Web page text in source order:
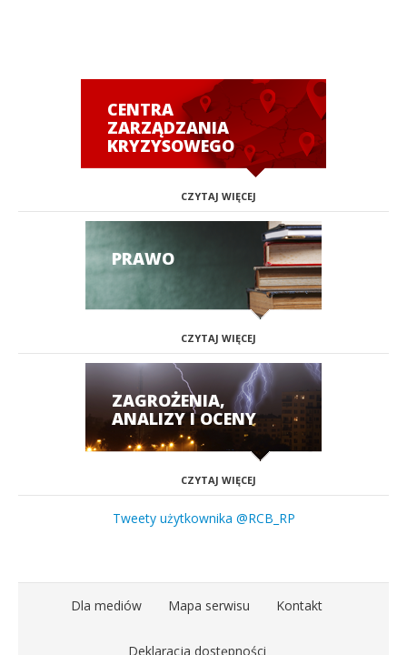
CENTRA
ZARZĄDZANIA
KRYZYSOWEGO
CZYTAJ WIĘCEJ
PRAWO
CZYTAJ WIĘCEJ
ZAGROŻENIA,
ANALIZY I OCENY
CZYTAJ WIĘCEJ
Tweety użytkownika @RCB_RP
Dla mediów Mapa serwisu Kontakt
Deklaracja dostępności